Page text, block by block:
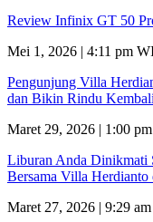
Review Infinix GT 50
Mei 1, 2026 | 4:11 pm
Pengunjung Villa
dan Bikin Rindu
Maret 29, 2026 | 1:00
Liburan Anda Dinikmati
Bersama Villa
Maret 27, 2026 | 9:29